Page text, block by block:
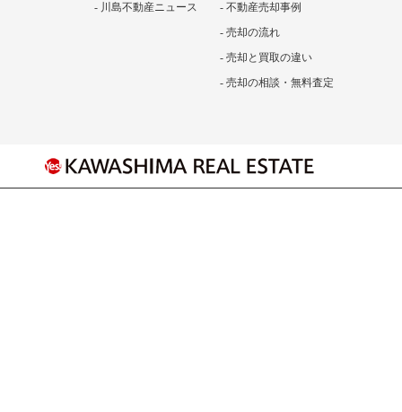
- 川島不動産ニュース
- 不動産売却事例
- 売却の流れ
- 売却と買取の違い
- 売却の相談・無料査定